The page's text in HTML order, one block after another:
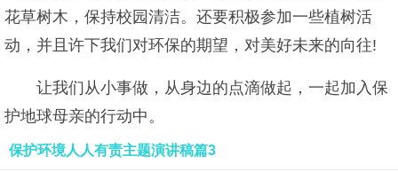
花草树木，保持校园清洁。还要积极参加一些植树活
动，并且许下我们对环保的期望，对美好未来的向往!
让我们从小事做，从身边的点滴做起，一起加入保
护地球母亲的行动中。
保护环境人人有责主题演讲稿篇3